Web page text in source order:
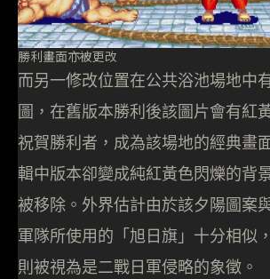
勝利畫面亦被更改
而另一修改位置在公共浴池場地中
圖，在舊版本勝利後該圖片會有紅
祝賀勝利者，成為該場地的經典畫
輯中版本卻變成純紅黃色閃爍的背
被移除。外界估計由於該夕陽圖案
軍隊所使用的「旭日旗」十分相似
則被視為是二戰日軍侵略的象徵。